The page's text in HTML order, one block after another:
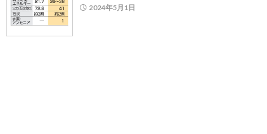
2024年5月1日